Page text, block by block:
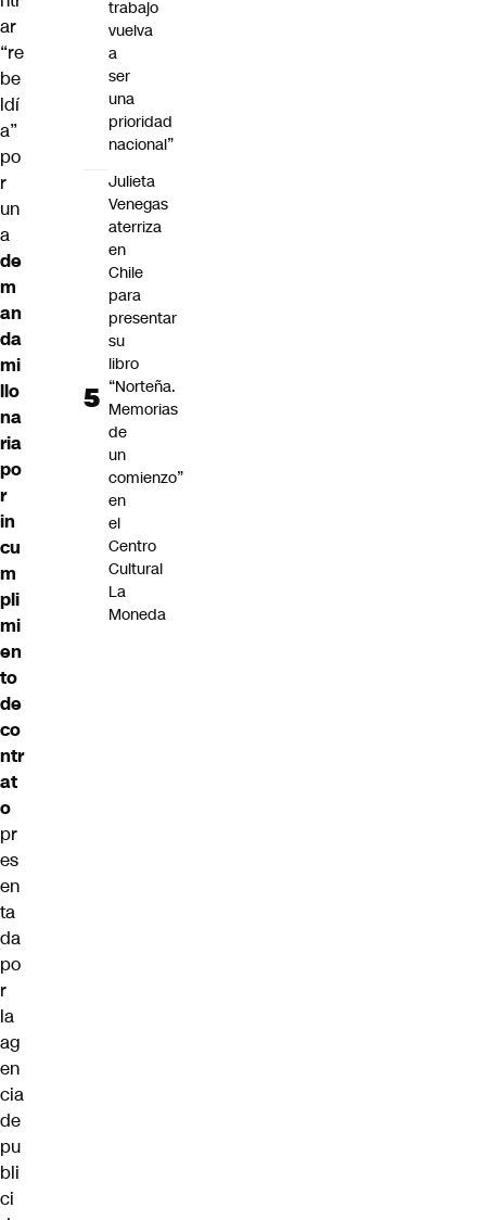
ar
“re
be
ldí
a”
po
r
un
a
de
m
an
da
mi
llo
na
ria
po
r
in
cu
m
pli
mi
en
to
de
co
ntr
at
o
pr
es
en
ta
da
po
r
la
ag
en
cia
de
pu
bli
ci
trabajo
vuelva
a
ser
una
prioridad
nacional”
Julieta
Venegas
aterriza
en
Chile
para
presentar
su
libro
“Norteña.
Memorias
de
un
comienzo”
en
el
Centro
Cultural
La
Moneda